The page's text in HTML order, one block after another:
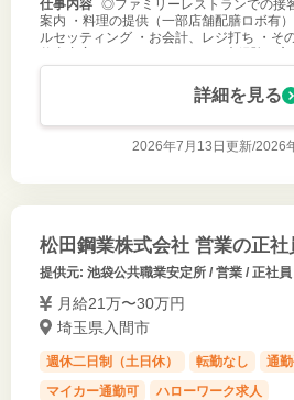
仕事内容 ◎ファミリーレストランでの接
案内 ・料理の提供（一部店舗配膳ロボ有
ルセッティング ・お会計、レジ打ち ・そ
い。 ＊オー
詳細を見る
2026年7月13日更新/2026
松田鋼業株式会社 営業の正社
提供元: 池袋公共職業安定所 / 営業 / 正社員
月給21万〜30万円
埼玉県入間市
週休二日制（土日休） 転勤なし
通
マイカー通勤可
ハローワーク求人